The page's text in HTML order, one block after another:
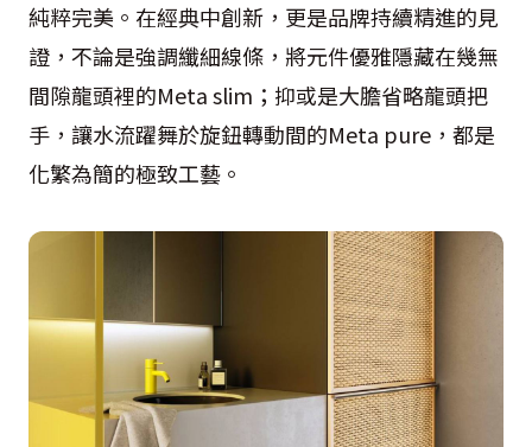
純粹完美。在經典中創新，更是品牌持續精進的見
證，不論是強調纖細線條，將元件優雅隱藏在幾無
間隙龍頭裡的Meta slim；抑或是大膽省略龍頭把
手，讓水流躍舞於旋鈕轉動間的Meta pure，都是
化繁為簡的極致工藝。